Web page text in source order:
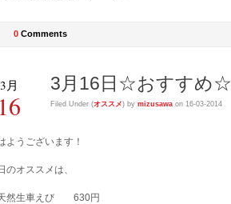
0 Comments
3月
16
3月16日☆おすすめ☆
Filed Under (オススメ) by mizusawa on 16-03-2014
ようございます！
のオススメは、
然生車えび 630円